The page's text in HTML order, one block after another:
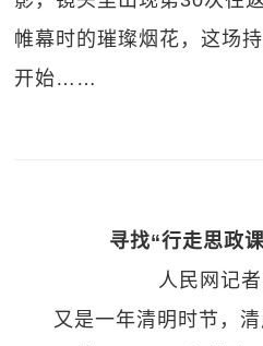
帷幕时的璀璨烟花，这场
开始……
寻找“行走思政
人民网记
又是一年清明时节，